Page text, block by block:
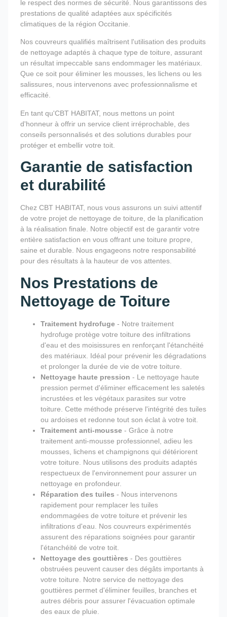
le respect des normes de sécurité. Nous garantissons des
prestations de qualité adaptées aux spécificités
climatiques de la région Occitanie.
Nos couvreurs qualifiés maîtrisent l'utilisation des produits
de nettoyage adaptés à chaque type de toiture, assurant
un résultat impeccable sans endommager les matériaux.
Que ce soit pour éliminer les mousses, les lichens ou les
salissures, nous intervenons avec professionnalisme et
efficacité.
En tant qu'CBT HABITAT, nous mettons un point
d'honneur à offrir un service client irréprochable, des
conseils personnalisés et des solutions durables pour
protéger et embellir votre toit.
Garantie de satisfaction
et durabilité
Chez CBT HABITAT, nous vous assurons un suivi attentif
de votre projet de nettoyage de toiture, de la planification
à la réalisation finale. Notre objectif est de garantir votre
entière satisfaction en vous offrant une toiture propre,
saine et durable. Nous engageons notre responsabilité
pour des résultats à la hauteur de vos attentes.
Nos Prestations de
Nettoyage de Toiture
Traitement hydrofuge - Notre traitement
hydrofuge protège votre toiture des infiltrations
d'eau et des moisissures en renforçant l'étanchéité
des matériaux. Idéal pour prévenir les dégradations
et prolonger la durée de vie de votre toiture.
Nettoyage haute pression - Le nettoyage haute
pression permet d'éliminer efficacement les saletés
incrustées et les végétaux parasites sur votre
toiture. Cette méthode préserve l'intégrité des tuiles
ou ardoises et redonne tout son éclat à votre toit.
Traitement anti-mousse - Grâce à notre
traitement anti-mousse professionnel, adieu les
mousses, lichens et champignons qui détériorent
votre toiture. Nous utilisons des produits adaptés
respectueux de l'environnement pour assurer un
nettoyage en profondeur.
Réparation des tuiles - Nous intervenons
rapidement pour remplacer les tuiles
endommagées de votre toiture et prévenir les
infiltrations d'eau. Nos couvreurs expérimentés
assurent des réparations soignées pour garantir
l'étanchéité de votre toit.
Nettoyage des gouttières - Des gouttières
obstruées peuvent causer des dégâts importants à
votre toiture. Notre service de nettoyage des
gouttières permet d'éliminer feuilles, branches et
autres débris pour assurer l'évacuation optimale
des eaux de pluie.